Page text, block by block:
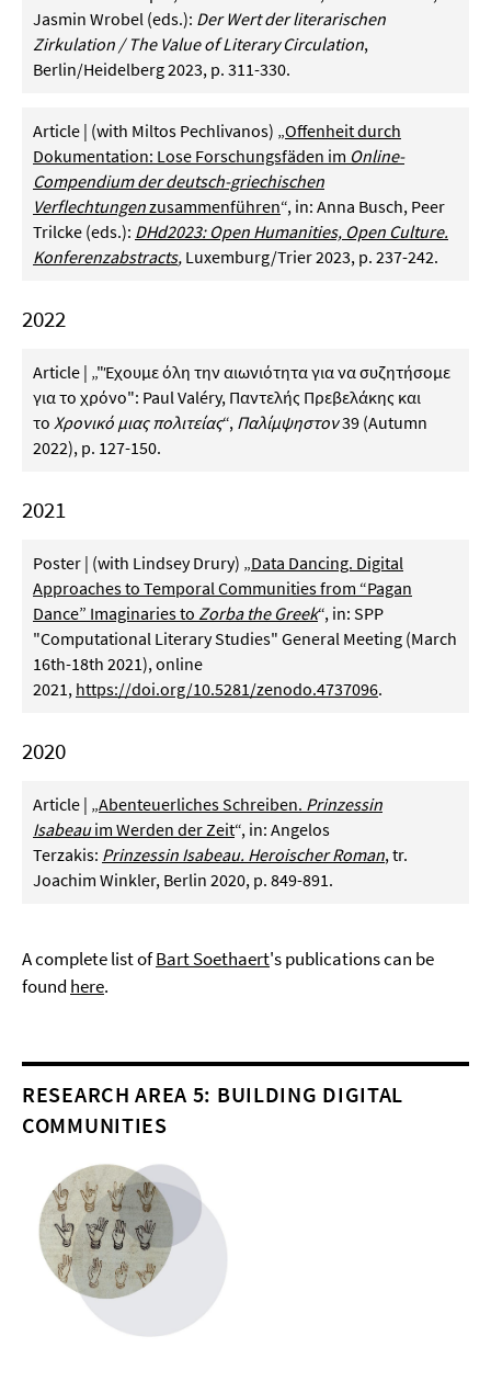
Jasmin Wrobel (eds.): Der Wert der literarischen
Zirkulation / The Value of Literary Circulation,
Berlin/Heidelberg 2023, p. 311-330.
Article | (with Miltos Pechlivanos) „Offenheit durch
Dokumentation: Lose Forschungsfäden im Online-
Compendium der deutsch-griechischen
Verflechtungenzusammenführen“, in: Anna Busch, Peer
Trilcke (eds.): DHd2023: Open Humanities, Open Culture.
Konferenzabstracts, Luxemburg/Trier 2023, p. 237-242.
2022
Article | „"Έχουμε όλη την αιωνιότητα για να συζητήσομε
για το χρόνο": Paul Valéry, Παντελής Πρεβελάκης και
το Χρονικό μιας πολιτείας“, Παλίμψηστον39 (Autumn
2022), p. 127-150.
2021
Poster | (with Lindsey Drury) „Data Dancing. Digital
Approaches to Temporal Communities from “Pagan
Dance” Imaginaries to Zorba the Greek“, in: SPP
"Computational Literary Studies" General Meeting (March
16th-18th 2021), online
2021, https://doi.org/10.5281/zenodo.4737096.
2020
Article | „Abenteuerliches Schreiben. Prinzessin
Isabeauim Werden der Zeit“, in: Angelos
Terzakis: Prinzessin Isabeau. Heroischer Roman, tr.
Joachim Winkler, Berlin 2020, p. 849-891.
A complete list ofBart Soethaert's publications can be
found here.
RESEARCH AREA 5: BUILDING DIGITAL
COMMUNITIES